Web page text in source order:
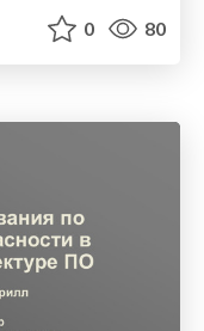
0 80